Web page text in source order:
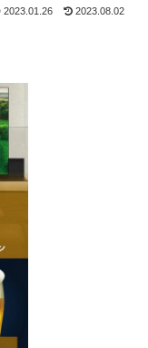
2023.01.26 2023.08.02